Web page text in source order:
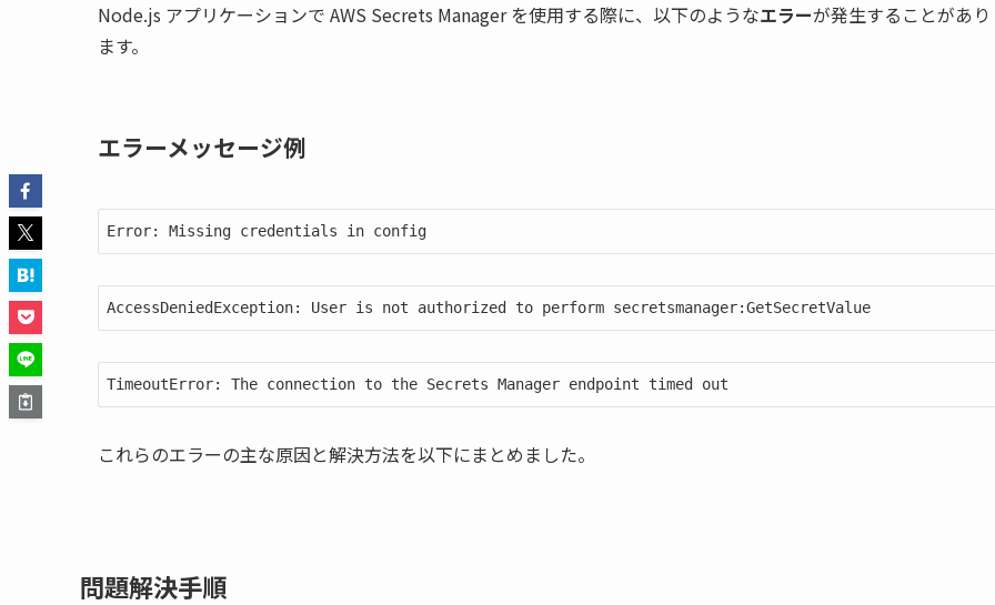
Node.js アプリケーションで AWS Secrets Manager を使用する際に、以下のようなエラーが発生することがあり
ます。
エラーメッセージ例
Error: Missing credentials in config
AccessDeniedException: User is not authorized to perform secretsmanager:GetSecretValue
TimeoutError: The connection to the Secrets Manager endpoint timed out
これらのエラーの主な原因と解決方法を以下にまとめました。
問題解決手順